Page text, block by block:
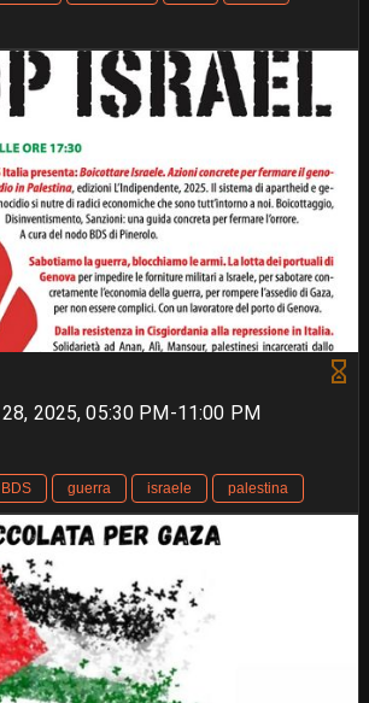
28, 2025, 05:30 PM-11:00 PM
BDS guerra israele palestina